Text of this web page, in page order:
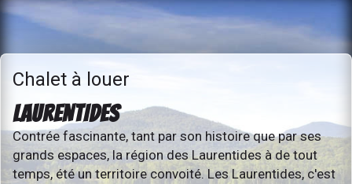
Chalet à louer
LAURENTIDES
Contrée fascinante, tant par son histoire que par ses
grands espaces, la région des Laurentides à de tout
temps, été un territoire convoité. Les Laurentides, c'est